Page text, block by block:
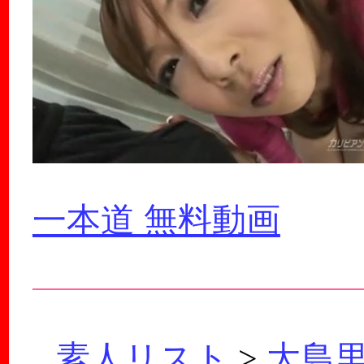
一本道 無料動画